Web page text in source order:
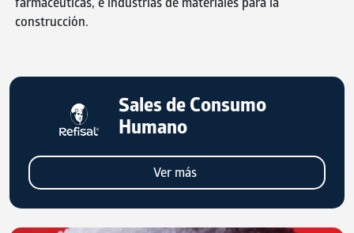
farmacéuticas, e industrias de materiales para la
construcción.
o‘tish
mostbet
Sales de Consumo
Humano
Ver más